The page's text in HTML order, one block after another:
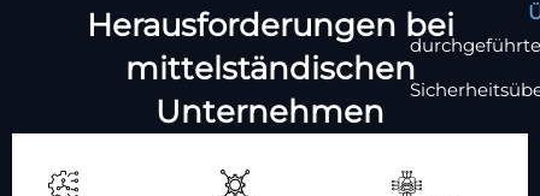
Herausforderungen bei
mittelständischen
Unternehmen